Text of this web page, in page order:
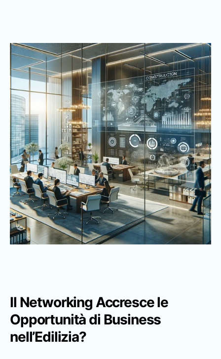
Il Networking Accresce le
Opportunità di Business
nell’Edilizia?